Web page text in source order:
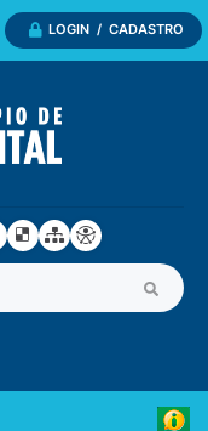
LOGIN / CADASTRO